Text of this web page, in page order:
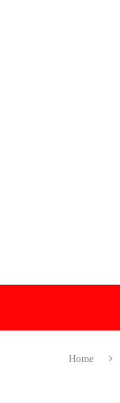
Home